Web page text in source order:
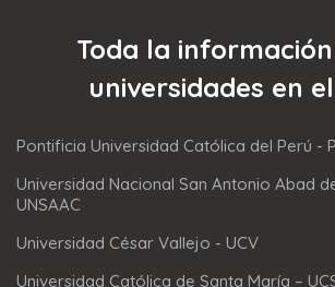
Toda la
universidades en
Pontificia Universidad Católica del Perú -
Universidad Nacional San Antonio Abad
UNSAAC
Universidad César Vallejo - UCV
Universidad Católica de Santa María –